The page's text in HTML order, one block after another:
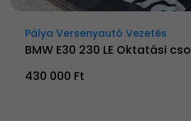
Pálya Versenyautó Vezetés
BMW E30 230 LE Oktatási
430 000 Ft